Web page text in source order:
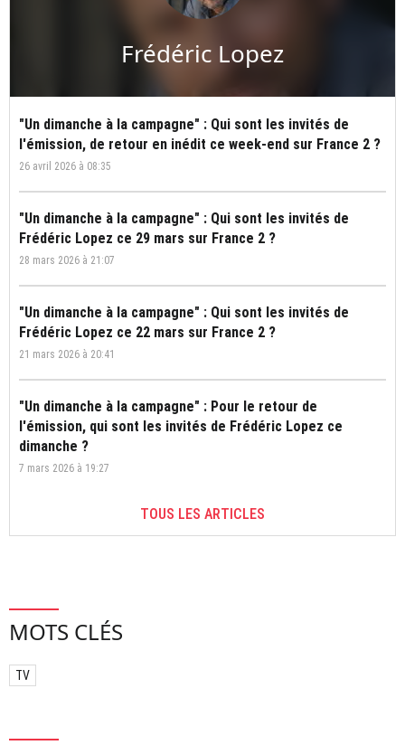
Frédéric Lopez
"Un dimanche à la campagne" : Qui sont les invités de
l'émission, de retour en inédit ce week-end sur France 2 ?
26 avril 2026 à 08:35
"Un dimanche à la campagne" : Qui sont les invités de
Frédéric Lopez ce 29 mars sur France 2 ?
28 mars 2026 à 21:07
"Un dimanche à la campagne" : Qui sont les invités de
Frédéric Lopez ce 22 mars sur France 2 ?
21 mars 2026 à 20:41
"Un dimanche à la campagne" : Pour le retour de
l'émission, qui sont les invités de Frédéric Lopez ce
dimanche ?
7 mars 2026 à 19:27
TOUS LES ARTICLES
MOTS CLÉS
TV